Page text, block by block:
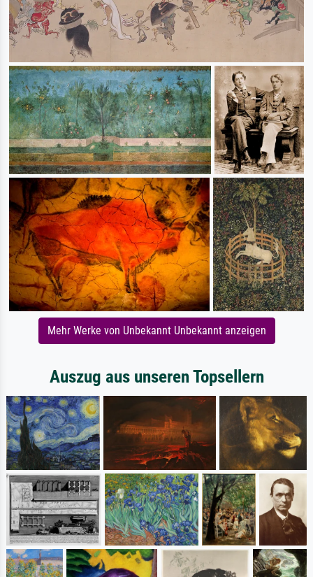
Mehr Werke von Unbekannt Unbekannt anzeigen
Auszug aus unseren Topsellern